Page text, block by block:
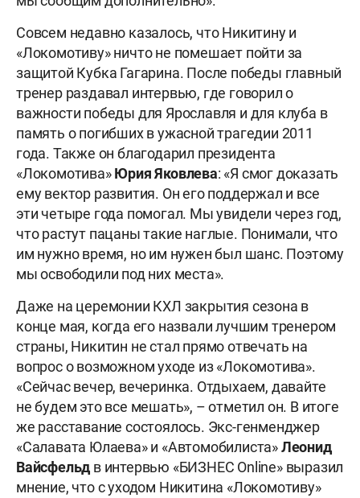
Совсем недавно казалось, что Никитину и
«Локомотиву» ничто не помешает пойти за
защитой Кубка Гагарина. После победы главный
тренер раздавал интервью, где говорил о
важности победы для Ярославля и для клуба в
память о погибших в ужасной трагедии 2011
года. Также он благодарил президента
«Локомотива»Юрия Яковлева: «Я смог доказать
ему вектор развития. Он его поддержал и все
эти четыре года помогал. Мы увидели через год,
что растут пацаны такие наглые. Понимали, что
им нужно время, но им нужен был шанс. Поэтому
мы освободили под них места».
Даже на церемонии КХЛ закрытия сезона в
конце мая, когда его назвали лучшим тренером
страны, Никитин не стал прямо отвечать на
вопрос о возможном уходе из «Локомотива».
«Сейчас вечер, вечеринка. Отдыхаем, давайте
не будем это все мешать», – отметил он. В итоге
же расставание состоялось. Экс-генменджер
«Салавата Юлаева» и «Автомобилиста»Леонид
Вайсфельд в интервью «БИЗНЕС Online» выразил
мнение, что с уходом Никитина «Локомотиву»